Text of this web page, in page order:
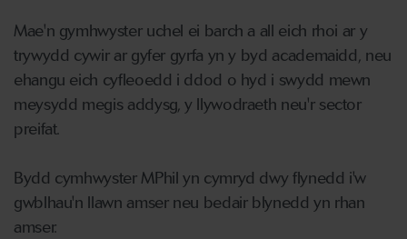
Mae'n gymhwyster uchel ei barch a all eich rhoi ar y
trywydd cywir ar gyfer gyrfa yn y byd academaidd, neu
ehangu eich cyfleoedd i ddod o hyd i swydd mewn
meysydd megis addysg, y llywodraeth neu'r sector
preifat.
Bydd cymhwyster MPhil yn cymryd dwy flynedd i'w
gwblhau'n llawn amser neu bedair blynedd yn rhan
amser.